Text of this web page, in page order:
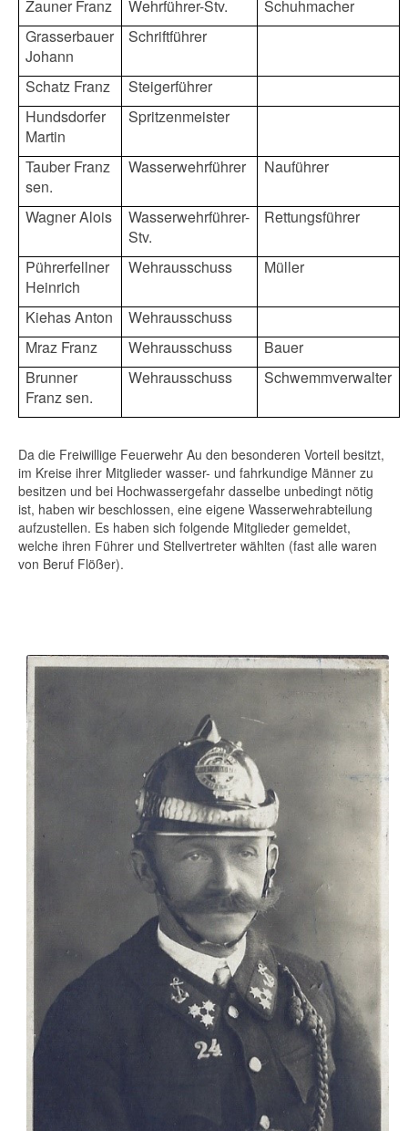
Zauner Franz Wehrführer-Stv.
Schuhmacher
Grasserbauer
Johann
Schriftführer
Schatz Franz
Steigerführer
Hundsdorfer
Martin
Spritzenmeister
Tauber Franz
sen.
Wasserwehrführer Nauführer
Wagner Alois
Wasserwehrführer-
Stv.
Rettungsführer
Pührerfellner
Heinrich
Wehrausschuss Müller
Kiehas Anton
Wehrausschuss
Mraz Franz
Wehrausschuss
Bauer
Brunner
Franz sen.
Wehrausschuss Schwemmverwalter
Da die Freiwillige Feuerwehr Au den besonderen Vorteil besitzt,
im Kreise ihrer Mitglieder wasser- und fahrkundige Männer zu
besitzen und bei Hochwassergefahr dasselbe unbedingt nötig
ist, haben wir beschlossen, eine eigene Wasserwehrabteilung
aufzustellen. Es haben sich folgende Mitglieder gemeldet,
welche ihren Führer und Stellvertreter wählten (fast alle waren
von Beruf Flößer).